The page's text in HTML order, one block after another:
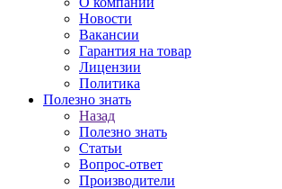
Новости
Вакансии
Гарантия на товар
Лицензии
Политика
Полезно знать
Назад
Полезно знать
Статьи
Вопрос-ответ
Производители